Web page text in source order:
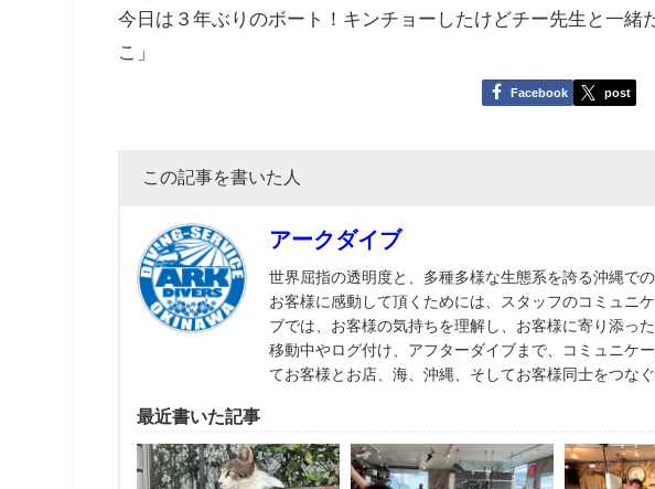
今日は３年ぶりのボート！キンチョーしたけどチー先生と一緒
こ」
Facebook post
この記事を書いた人
アークダイブ
世界屈指の透明度と、多種多様な生態系を誇る沖縄で
お客様に感動して頂くためには、スタッフのコミュニ
ブでは、お客様の気持ちを理解し、お客様に寄り添っ
移動中やログ付け、アフターダイブまで、コミュニケ
てお客様とお店、海、沖縄、そしてお客様同士をつな
最近書いた記事